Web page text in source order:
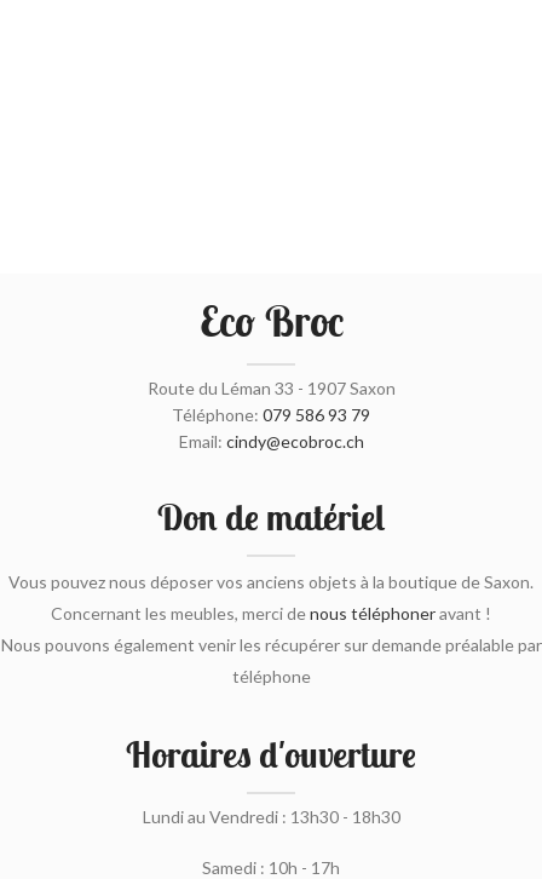
Eco Broc
Route du Léman 33 - 1907 Saxon
Téléphone: 079 586 93 79
Email: cindy@ecobroc.ch
Don de matériel
Vous pouvez nous déposer vos anciens objets à la boutique de Saxon.
Concernant les meubles, merci denous téléphoneravant !
Nous pouvons également venir les récupérer sur demande préalable par
téléphone
Horaires d'ouverture
Lundi au Vendredi : 13h30 - 18h30
Samedi : 10h - 17h